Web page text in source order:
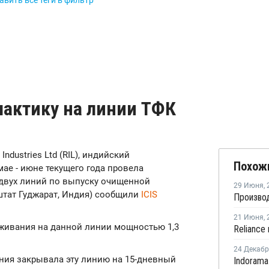
на линии ТФК
Ltd (RIL), индийский
- июне текущего года провела
линий по выпуску очищенной
Гуджарат, Индия) сообщили ICIS
на данной линии мощностью 1,3
закрывала эту линию на 15-дневный
29 Июня,
21 Июня,
24